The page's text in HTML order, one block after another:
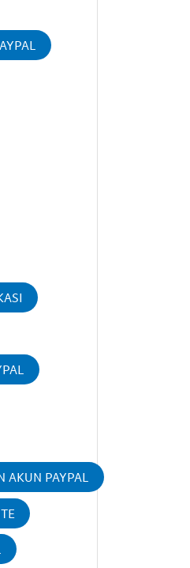
AKUN PAYPAL